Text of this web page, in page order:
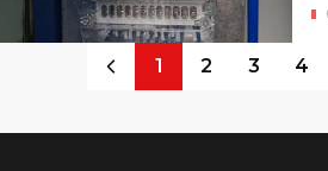
1 2 3 4